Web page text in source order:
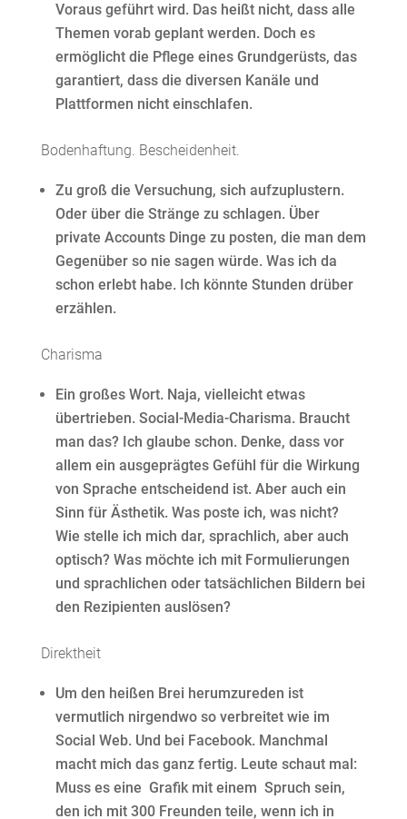
Voraus geführt wird. Das heißt nicht, dass alle
Themen vorab geplant werden. Doch es
ermöglicht die Pflege eines Grundgerüsts, das
garantiert, dass die diversen Kanäle und
Plattformen nicht einschlafen.
Bodenhaftung. Bescheidenheit.
Zu groß die Versuchung, sich aufzuplustern.
Oder über die Stränge zu schlagen. Über
private Accounts Dinge zu posten, die man dem
Gegenüber so nie sagen würde. Was ich da
schon erlebt habe. Ich könnte Stunden drüber
erzählen.
Charisma
Ein großes Wort. Naja, vielleicht etwas
übertrieben. Social-Media-Charisma. Braucht
man das? Ich glaube schon. Denke, dass vor
allem ein ausgeprägtes Gefühl für die Wirkung
von Sprache entscheidend ist. Aber auch ein
Sinn für Ästhetik. Was poste ich, was nicht?
Wie stelle ich mich dar, sprachlich, aber auch
optisch? Was möchte ich mit Formulierungen
und sprachlichen oder tatsächlichen Bildern bei
den Rezipienten auslösen?
Direktheit
Um den heißen Brei herumzureden ist
vermutlich nirgendwo so verbreitet wie im
Social Web. Und bei Facebook. Manchmal
macht mich das ganz fertig. Leute schaut mal:
Muss es eine Grafik mit einem Spruch sein,
den ich mit 300 Freunden teile, wenn ich in